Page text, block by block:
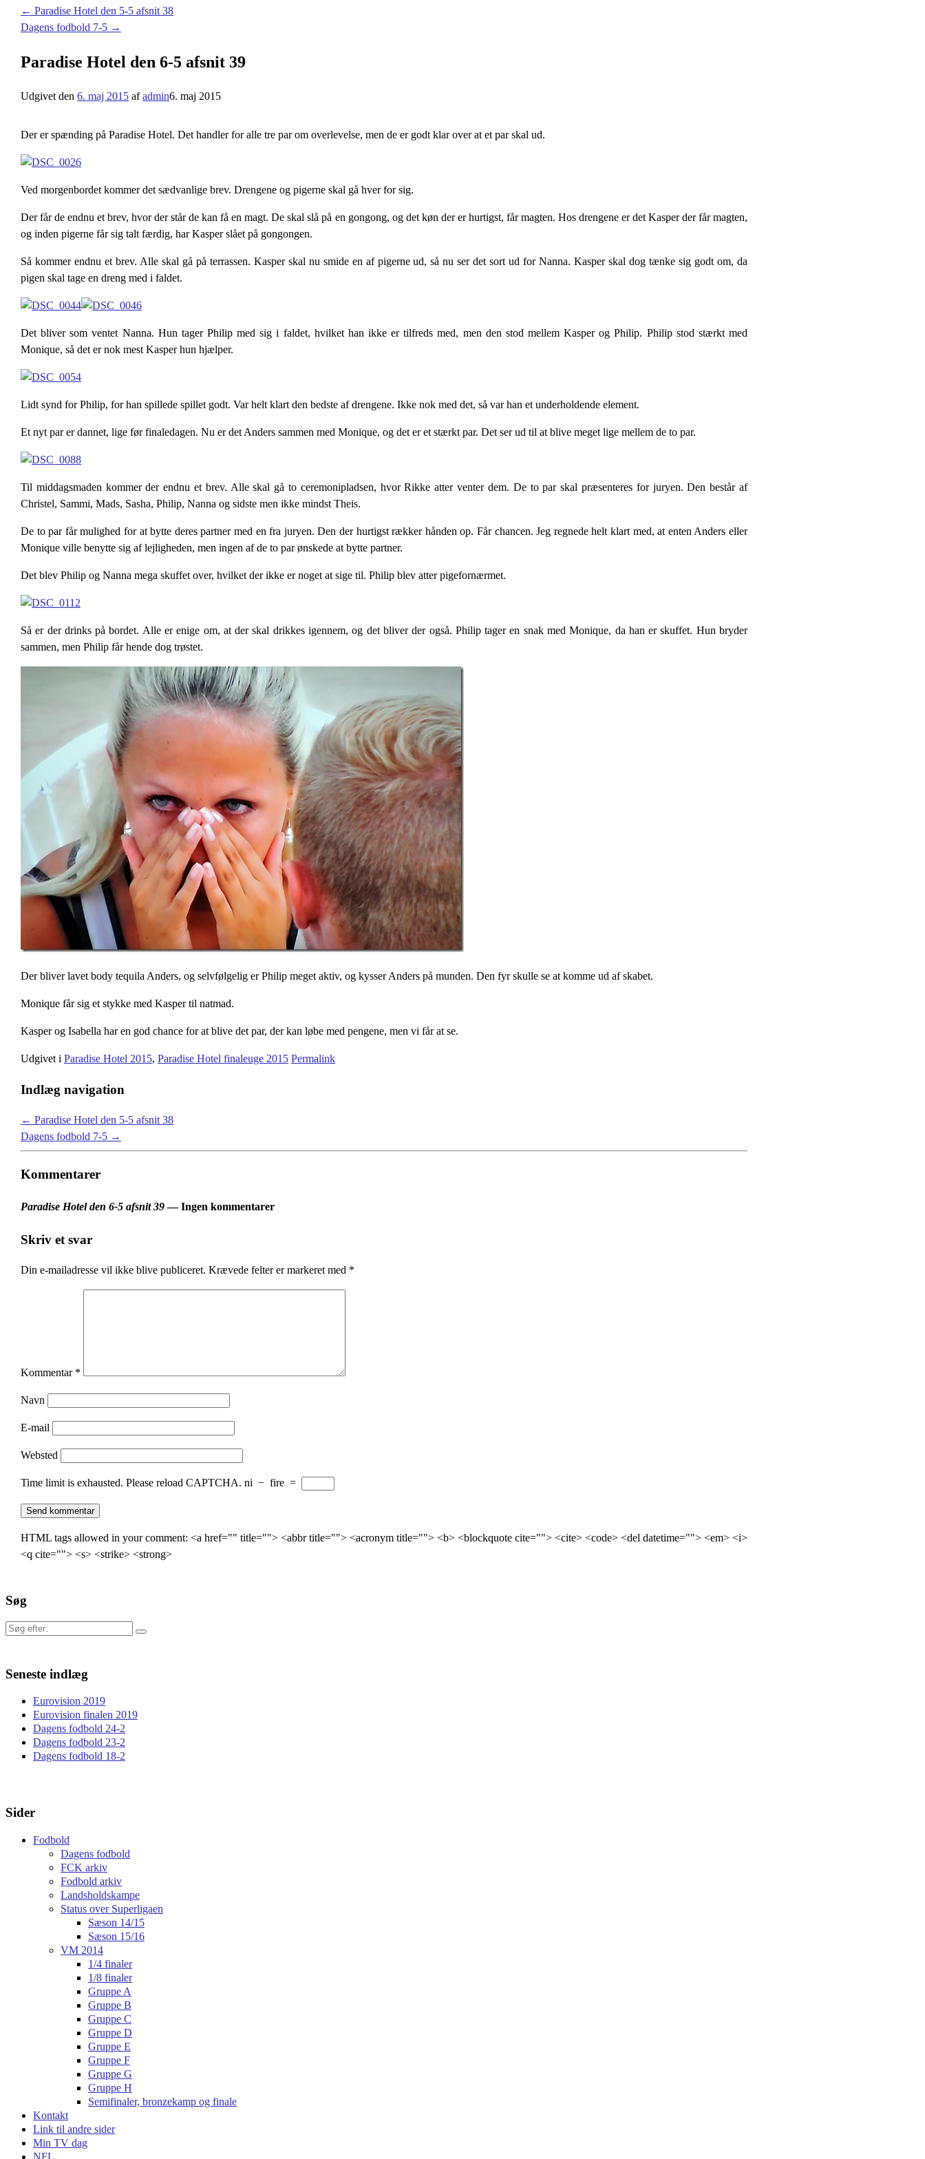
← Paradise Hotel den 5-5 afsnit 38
Dagens fodbold 7-5 →
Paradise Hotel den 6-5 afsnit 39
Udgivet den 6. maj 2015 afadmin6. maj 2015
Der er spænding på Paradise Hotel. Det handler for alle tre par om overlevelse, men de er godt klar over at et par skal ud.
Ved morgenbordet kommer det sædvanlige brev. Drengene og pigerne skal gå hver for sig.
Der får de endnu et brev, hvor der står de kan få en magt. De skal slå på en gongong, og det køn der er hurtigst, får magten. Hos drengene er det Kasper der får magten,
og inden pigerne får sig talt færdig, har Kasper slået på gongongen.
Så kommer endnu et brev. Alle skal gå på terrassen. Kasper skal nu smide en af pigerne ud, så nu ser det sort ud for Nanna. Kasper skal dog tænke sig godt om, da
pigen skal tage en dreng med i faldet.
Det bliver som ventet Nanna. Hun tager Philip med sig i faldet, hvilket han ikke er tilfreds med, men den stod mellem Kasper og Philip. Philip stod stærkt med
Monique, så det er nok mest Kasper hun hjælper.
Lidt synd for Philip, for han spillede spillet godt. Var helt klart den bedste af drengene. Ikke nok med det, så var han et underholdende element.
Et nyt par er dannet, lige før finaledagen. Nu er det Anders sammen med Monique, og det er et stærkt par. Det ser ud til at blive meget lige mellem de to par.
Til middagsmaden kommer der endnu et brev. Alle skal gå to ceremonipladsen, hvor Rikke atter venter dem. De to par skal præsenteres for juryen. Den består af
Christel, Sammi, Mads, Sasha, Philip, Nanna og sidste men ikke mindst Theis.
De to par får mulighed for at bytte deres partner med en fra juryen. Den der hurtigst rækker hånden op. Får chancen. Jeg regnede helt klart med, at enten Anders eller
Monique ville benytte sig af lejligheden, men ingen af de to par ønskede at bytte partner.
Det blev Philip og Nanna mega skuffet over, hvilket der ikke er noget at sige til. Philip blev atter pigefornærmet.
Så er der drinks på bordet. Alle er enige om, at der skal drikkes igennem, og det bliver der også. Philip tager en snak med Monique, da han er skuffet. Hun bryder
sammen, men Philip får hende dog trøstet.
Der bliver lavet body tequila Anders, og selvfølgelig er Philip meget aktiv, og kysser Anders på munden. Den fyr skulle se at komme ud af skabet.
Monique får sig et stykke med Kasper til natmad.
Kasper og Isabella har en god chance for at blive det par, der kan løbe med pengene, men vi får at se.
Udgivet i Paradise Hotel 2015, Paradise Hotel finaleuge 2015 Permalink
Indlæg navigation
← Paradise Hotel den 5-5 afsnit 38
Dagens fodbold 7-5 →
Kommentarer
Paradise Hotel den 6-5 afsnit 39— Ingen kommentarer
Skriv et svar
Din e-mailadresse vil ikke blive publiceret. Krævede felter er markeret med *
Kommentar *
Navn
E-mail
Websted
Time limit is exhausted. Please reload CAPTCHA. ni − fire =
HTML tags allowed in your comment: <a href="" title=""> <abbr title=""> <acronym title=""> <b> <blockquote cite=""> <cite> <code> <del datetime=""> <em> <i>
<q cite=""> <s> <strike> <strong>
Søg
Søg
Seneste indlæg
Eurovision 2019
Eurovision finalen 2019
Dagens fodbold 24-2
Dagens fodbold 23-2
Dagens fodbold 18-2
Sider
Fodbold
Dagens fodbold
FCK arkiv
Fodbold arkiv
Landsholdskampe
Status over Superligaen
Sæson 14/15
Sæson 15/16
VM 2014
1/4 finaler
1/8 finaler
Gruppe A
Gruppe B
Gruppe C
Gruppe D
Gruppe E
Gruppe F
Gruppe G
Gruppe H
Semifinaler, bronzekamp og finale
Kontakt
Link til andre sider
Min TV dag
NFL